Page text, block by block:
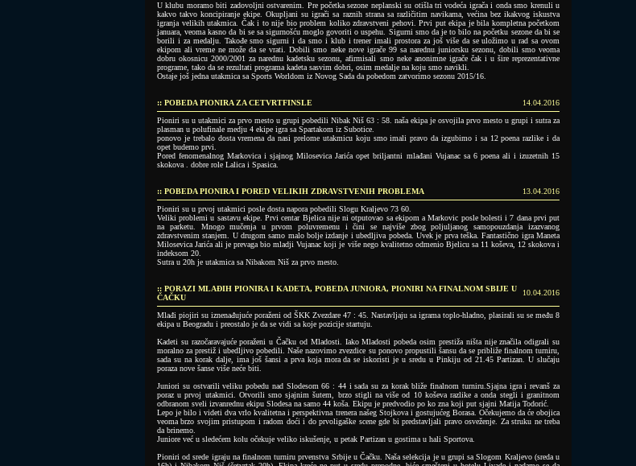
U klubu moramo biti zadovoljni ostvarenim. Pre početka sezone neplanski su otišla tri vodeća igrača i onda smo krenuli u
kakvo takvo koncipiranje ekipe. Okupljani su igrači sa raznih strana sa različitim navikama, većina bez ikakvog iskustva
igranja velikih utakmica. Čak i to nije bio problem koliko zdravstveni pehovi. Prvi put ekipa je bila kompletna početkom
januara, veoma kasno da bi se sa sigurnošću moglo govoriti o uspehu. Sigurni smo da je to bilo na početku sezone da bi se
borili i za medalju. Takođe smo sigurni i da smo i klub i trener imali prostora za još više da se uložimo u rad sa ovom
ekipom ali vreme ne može da se vrati. Dobili smo neke nove igrače 99 sa narednu juniorsku sezonu, dobili smo veoma
dobru okosnicu 2000/2001 za narednu kadetsku sezonu, afirmisali smo neke anonimne igrače čak i u šire reprezentativne
programe, tako da se rezultati programa kadeta sasvim dobri, osim medalje na koju smo navikli.
Ostaje još jedna utakmica sa Sports Worldom iz Novog Sada da pobedom zatvorimo sezonu 2015/16.
:: POBEDA PIONIRA ZA CETVRTFINSLE
14.04.2016
Pioniri su u utakmici za prvo mesto u grupi pobedili Nibak Niš 63 : 58. naša ekipa je osvojila prvo mesto u grupi i sutra za
plasman u polufinale medju 4 ekipe igra sa Spartakom iz Subotice.
ponovo je trebalo dosta vremena da nasi prelome utakmicu koju smo imali pravo da izgubimo i sa 12 poena razlike i da
opet budemo prvi.
Pored fenomenalnog Markovica i sjajnog Milosevica Jarića opet briljantni mlađani Vujanac sa 6 poena ali i izuzetnih 15
skokova . dobre role Lalica i Spasica.
:: POBEDA PIONIRA I PORED VELIKIH ZDRAVSTVENIH PROBLEMA
13.04.2016
Pioniri su u prvoj utakmici posle dosta napora pobedili Slogu Kraljevo 73 60.
Veliki problemi u sastavu ekipe. Prvi centar Bjelica nije ni otputovao sa ekipom a Markovic posle bolesti i 7 dana prvi put
na parketu. Mnogo mučenja u prvom poluvremenu i čini se najviše zbog poljuljanog samopouzdanja izazvanog
zdravstvenim stanjem. U drugom samo malo bolje izdanje i ubedljiva pobeda. Uvek je prva teška. Fantastično igra Maneta
Milosevica Jarića ali je prevaga bio mladji Vujanac koji je više nego kvalitetno odmenio Bjelicu sa 11 koševa, 12 skokova i
indeksom 20.
Sutra u 20h je utakmica sa Nibakom Niš za prvo mesto.
:: PORAZI MLAĐIH PIONIRA I KADETA, POBEDA JUNIORA, PIONIRI NA FINALNOM SBIJE U
ČAČKU
10.04.2016
Mlađi piojiri su iznenađujuće poraženi od ŠKK Zvezdare 47 : 45. Nastavljaju sa igrama toplo-hladno, plasirali su se među 8
ekipa u Beogradu i preostalo je da se vidi sa koje pozicije startuju.
Kadeti su razočaravajuće poraženi u Čačku od Mladosti. Iako Mladosti pobeda osim prestiža ništa nije značila odigrali su
moralno za prestiž i ubedljivo pobedili. Naše nazovimo zvezdice su ponovo propustili šansu da se približe finalnom turniru,
sada su na korak dalje, ima još šansi a prva koja mora da se iskoristi je u sredu u Pinkiju od 21.45 Partizan. U slučaju
poraza nove šanse više neće biti.
Juniori su ostvarili veliku pobedu nad Slodesom 66 : 44 i sada su za korak bliže finalnom turniru.Sjajna igra i revanš za
poraz u prvoj utakmici. Otvorili smo sjajnim šutem, brzo stigli na više od 10 koševa razlike a onda stegli i granitnom
odbranom sveli izvanrednu ekipu Slodesa na samo 44 koša. Ekipu je predvodio po ko zna koji put sjajni Matija Todorić.
Lepo je bilo i videti dva vrlo kvalitetna i perspektivna trenera našeg Stojkova i gostujućeg Borasa. Očekujemo da će obojica
veoma brzo svojim pristupom i radom doći i do prvoligaške scene gde bi predstavljali pravo osveženje. Za struku ne treba
da brinemo.
Juniore već u sledećem kolu očekuje veliko iskušenje, u petak Partizan u gostima u hali Sportova.
Pioniri od srede igraju na finalnom turniru prvenstva Srbije u Čačku. Naša selekcija je u grupi sa Slogom Kraljevo (sreda u